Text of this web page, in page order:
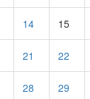
14 15
21 22
28 29